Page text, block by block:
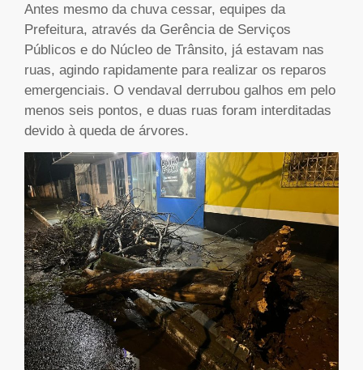
Antes mesmo da chuva cessar, equipes da
Prefeitura, através da Gerência de Serviços
Públicos e do Núcleo de Trânsito, já estavam nas
ruas, agindo rapidamente para realizar os reparos
emergenciais. O vendaval derrubou galhos em pelo
menos seis pontos, e duas ruas foram interditadas
devido à queda de árvores.